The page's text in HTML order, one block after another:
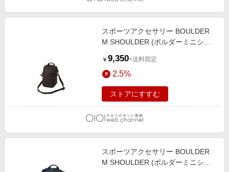
スポーツアクセサリー BOULDER
M SHOULDER (ボルダーミニショ
￥ 9,350+送料固定
2.5%
ストアにすすむ
スポーツアクセサリー BOULDER
M SHOULDER (ボルダーミニショ